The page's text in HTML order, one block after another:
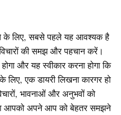
के लिए, सबसे पहले यह आवश्यक है
की समझ और पहचान करें।
और यह स्वीकार करना होगा कि
लिए, एक डायरी लिखना कारगर हो
भावनाओं और अनुभवों को
आपको अपने आप को बेहतर समझने